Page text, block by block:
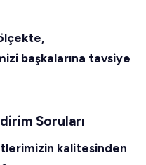
başkalarına tavsiye
Soruları
kalitesinden